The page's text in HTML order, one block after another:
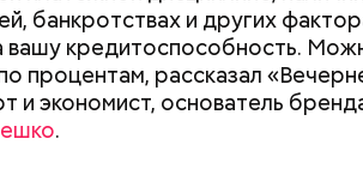
банкротствах и других
вашу кредитоспособность.
процентам, рассказал
и экономист, основатель
.
под льготный процент в
а ключевая ставка и инфляция